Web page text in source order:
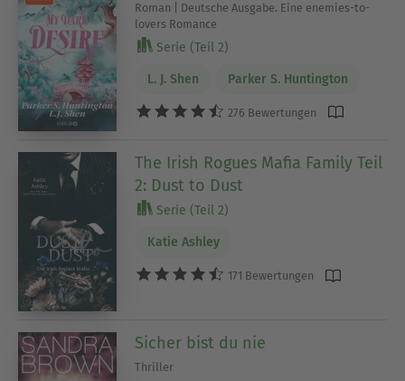
Roman | Deutsche Ausgabe. Eine enemies-to-
lovers Romance
Serie (Teil 2)
L. J. Shen Parker S. Huntington
276 Bewertungen
The Irish Rogues Mafia Family Teil
2: Dust to Dust
Serie (Teil 2)
Katie Ashley
171 Bewertungen
Sicher bist du nie
Thriller